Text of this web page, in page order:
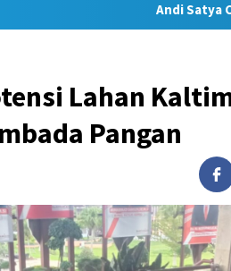
Andi Satya Calon
Lahan
Pangan